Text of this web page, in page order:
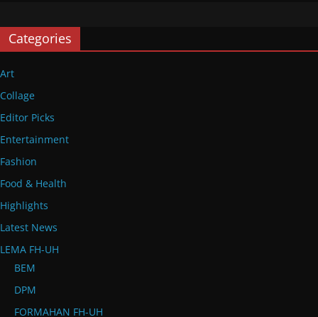
Categories
Art
Collage
Editor Picks
Entertainment
Fashion
Food & Health
Highlights
Latest News
LEMA FH-UH
BEM
DPM
FORMAHAN FH-UH